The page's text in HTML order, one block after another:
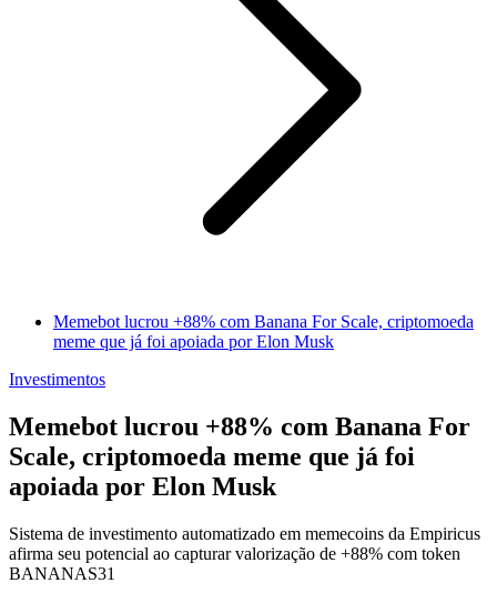
Memebot lucrou +88% com Banana For Scale, criptomoeda
meme que já foi apoiada por Elon Musk
Investimentos
Memebot lucrou +88% com Banana For
Scale, criptomoeda meme que já foi
apoiada por Elon Musk
Sistema de investimento automatizado em memecoins da Empiricus
afirma seu potencial ao capturar valorização de +88% com token
BANANAS31